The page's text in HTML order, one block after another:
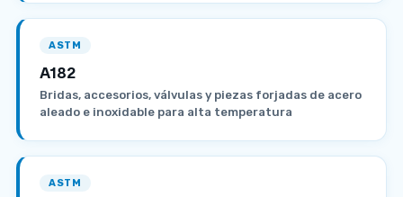
ASTM
A182
Bridas, accesorios, válvulas y piezas forjadas de acero
aleado e inoxidable para alta temperatura
ASTM